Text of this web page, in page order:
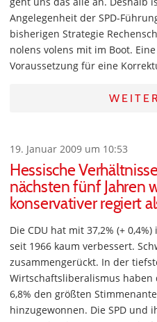
Angelegenheit der SPD-
bisherigen Strategie
nolens volens mit im Boot.
Voraussetzung für eine
19. Januar 2009 um 10:53
Hessische
nächsten fünf Jahren
konservativer regiert
Die CDU hat mit 37,2% (+
seit 1966 kaum verbessert.
zusammengerückt. In der
Wirtschaftsliberalismus
6,8% den größten
hinzugewonnen. Die SPD und